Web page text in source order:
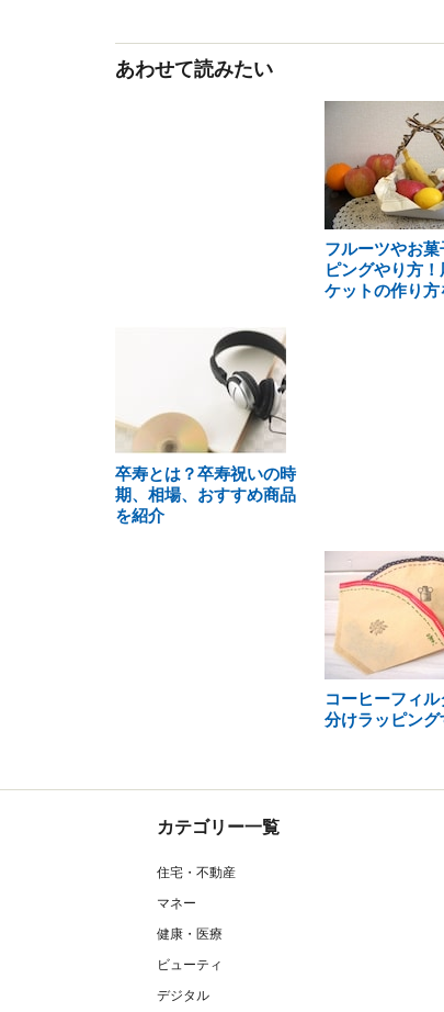
あわせて読みたい
フルーツやお菓
ピングやり方！
ケットの作り方
卒寿とは？卒寿祝いの時
期、相場、おすすめ商品
を紹介
コーヒーフィ
分けラッピング
カテゴリー一覧
住宅・不動産
マネー
健康・医療
ビューティ
デジタル